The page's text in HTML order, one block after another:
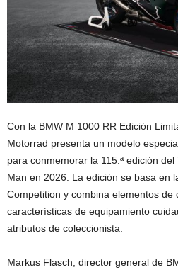
Con la BMW M 1000 RR Edición
Motorrad presenta un modelo
para conmemorar la 115.ª edición
Man en 2026. La edición se basa en
Competition y combina elementos de
características de equipamiento
atributos de coleccionista.
Markus Flasch, director general de